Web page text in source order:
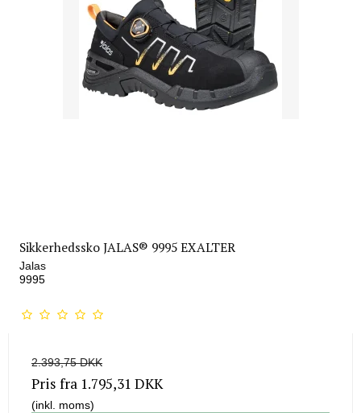
Sikkerhedssko JALAS® 9995 EXALTER
Jalas
9995
2.393,75 DKK
Pris fra 1.795,31 DKK
(inkl. moms)